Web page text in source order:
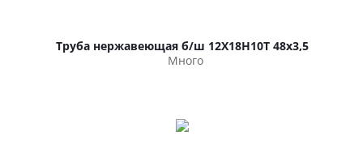
Труба нержавеющая б/ш 12Х18Н10Т 48х3,5
Много